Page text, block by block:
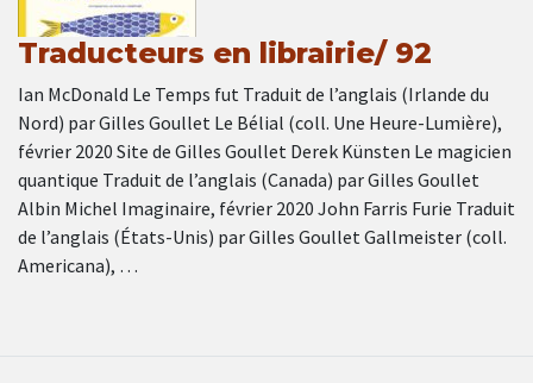
Traducteurs en librairie/ 92
Ian McDonald Le Temps fut Traduit de l’anglais (Irlande du
Nord) par Gilles Goullet Le Bélial (coll. Une Heure-Lumière),
février 2020 Site de Gilles Goullet Derek Künsten Le magicien
quantique Traduit de l’anglais (Canada) par Gilles Goullet
Albin Michel Imaginaire, février 2020 John Farris Furie Traduit
de l’anglais (États-Unis) par Gilles Goullet Gallmeister (coll.
Americana), …